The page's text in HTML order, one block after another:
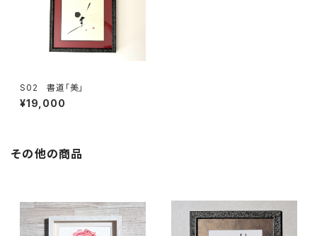
S02 書道「美」
¥19,000
その他の商品